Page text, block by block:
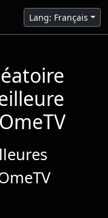
Lang: Français